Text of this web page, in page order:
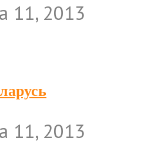
11, 2013
11, 2013